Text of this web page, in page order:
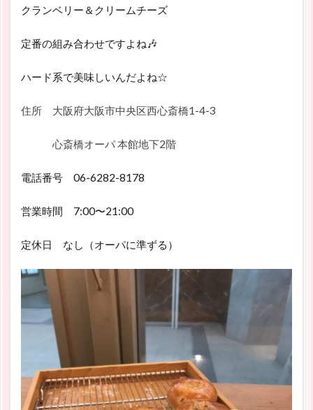
クランベリー＆クリームチーズ
定番の組み合わせですよね🎶
ハード系で美味しいんだよね☆
住所 大阪府大阪市中央区西心斎橋1-4-3
心斎橋オーパ 本館地下2階
電話番号 06-6282-8178
営業時間 7:00〜21:00
定休日 なし（オーパに準ずる）